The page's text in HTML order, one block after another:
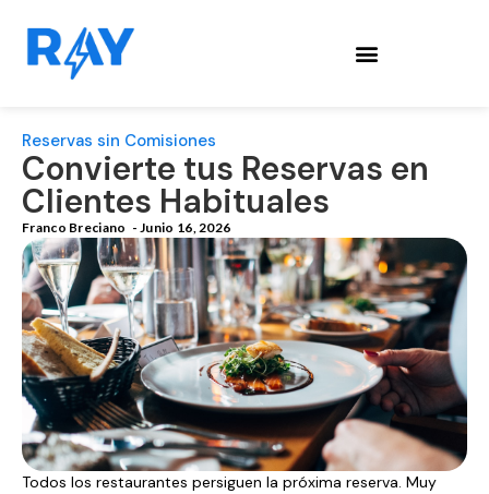
Reservas sin Comisiones
Convierte tus Reservas en
Clientes Habituales
Franco Breciano - Junio 16, 2026
Todos los restaurantes persiguen la próxima reserva. Muy